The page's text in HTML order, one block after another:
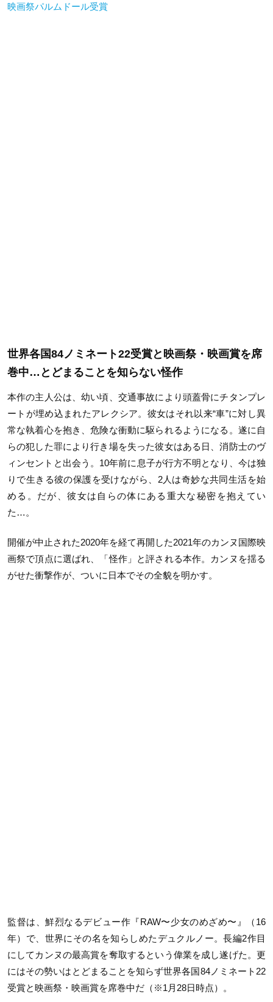
映画祭パルムドール受賞
世界各国84ノミネート22受賞と映画祭・映画賞を席
巻中…とどまることを知らない怪作
本作の主人公は、幼い頃、交通事故により頭蓋骨にチタンプレ
ートが埋め込まれたアレクシア。彼女はそれ以来“車”に対し異
常な執着心を抱き、危険な衝動に駆られるようになる。遂に自
らの犯した罪により行き場を失った彼女はある日、消防士のヴ
ィンセントと出会う。 10年前に息子が行方不明となり、今は独
りで生きる彼の保護を受けながら、2人は奇妙な共同生活を始
める。だが、彼女は自らの体にある重大な秘密を抱えてい
た…。
開催が中止された2020年を経て再開した2021年のカンヌ国際映
画祭で頂点に選ばれ、「怪作」と評される本作。カンヌを揺る
がせた衝撃作が、ついに日本でその全貌を明かす。
監督は、鮮烈なるデビュー作『 RAW〜少女のめざめ〜』（ 16
年）で、世界にその名を知らしめたデュクルノー。長編2作目
にしてカンヌの最高賞を奪取するという偉業を成し遂げた。更
にはその勢いはとどまることを知らず世界各国 84ノミネート22
受賞と映画祭・映画賞を席巻中だ（※1月 28日時点）。